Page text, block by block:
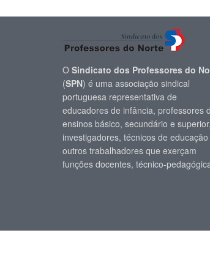
O Sindicato dos Professores do
(SPN) é uma associação sindical
portuguesa representativa de
educadores de infância, professores
ensinos básico, secundário e superior,
investigadores, técnicos de educação
outros trabalhadores que exerçam
funções docentes, técnico-